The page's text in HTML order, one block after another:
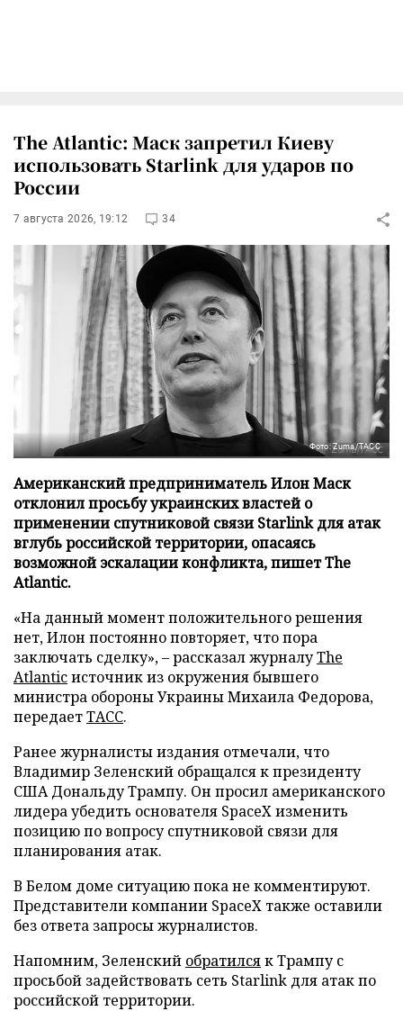
The Atlantic: Маск запретил Киеву
использовать Starlink для ударов по
России
7 августа 2026, 19:12 34
Фото: Zuma/ТАСС
Американский предприниматель Илон Маск
отклонил просьбу украинских властей о
применении спутниковой связи Starlink для атак
вглубь российской территории, опасаясь
возможной эскалации конфликта, пишет The
Atlantic.
«На данный момент положительного решения
нет, Илон постоянно повторяет, что пора
заключать сделку», – рассказал журналуThe
Atlanticисточник из окружения бывшего
министра обороны Украины Михаила Федорова,
передаетТАСС.
Ранее журналисты издания отмечали, что
Владимир Зеленский обращался к президенту
США Дональду Трампу. Он просил американского
лидера убедить основателя SpaceX изменить
позицию по вопросу спутниковой связи для
планирования атак.
В Белом доме ситуацию пока не комментируют.
Представители компании SpaceX также оставили
без ответа запросы журналистов.
Напомним, Зеленский обратилсяк Трампу с
просьбой задействовать сеть Starlink для атак по
российской территории.